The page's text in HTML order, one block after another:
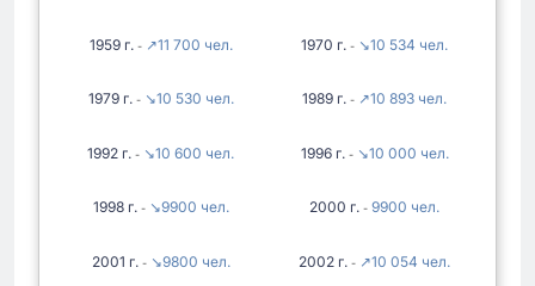
1959 - ↗11 700 1970 - ↘10 534
1979 - ↘10 530 1989 - ↗10 893
1992 - ↘10 600 1996 - ↘10 000
1998 - ↘9900 2000 - 9900
2001 - ↘9800 2002 - ↗10 054